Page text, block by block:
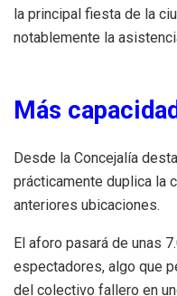
la principal fiesta de la
notablemente la
Más
Desde la Concejalía
prácticamente duplica la
anteriores ubicaciones.
El aforo pasará de unas
espectadores, algo que
del colectivo fallero en